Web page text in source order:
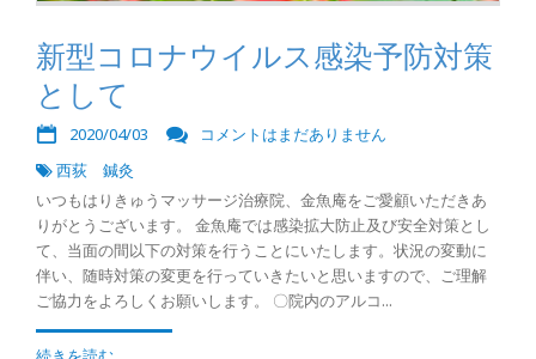
新型コロナウイルス感染予防対策
として
2020/04/03
コメントはまだありません
西荻 鍼灸
いつもはりきゅうマッサージ治療院、金魚庵をご愛顧いただきあ
りがとうございます。 金魚庵では感染拡大防止及び安全対策とし
て、当面の間以下の対策を行うことにいたします。状況の変動に
伴い、随時対策の変更を行っていきたいと思いますので、ご理解
ご協力をよろしくお願いします。 〇院内のアルコ...